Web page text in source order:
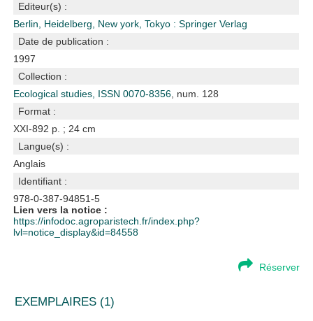
Editeur(s) :
Berlin, Heidelberg, New york, Tokyo : Springer Verlag
Date de publication :
1997
Collection :
Ecological studies, ISSN 0070-8356 , num. 128
Format :
XXI-892 p. ; 24 cm
Langue(s) :
Anglais
Identifiant :
978-0-387-94851-5
Lien vers la notice :
https://infodoc.agroparistech.fr/index.php?
lvl=notice_display&id=84558
Réserver
EXEMPLAIRES (1)